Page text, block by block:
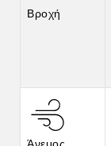
Βροχή